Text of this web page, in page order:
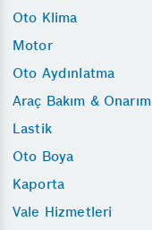
Oto Klima
Motor
Oto Aydınlatma
Araç Bakım & Onarım
Lastik
Oto Boya
Kaporta
Vale Hizmetleri